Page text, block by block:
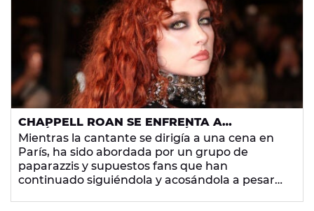
CHAPPELL ROAN SE ENFRENTA A
FOTÓGRAFOS Y FANS: "ESTÁN IGNORANDO
MIS LÍMITES POR COMPLETO"
Mientras la cantante se dirigía a una cena en
París, ha sido abordada por un grupo de
paparazzis y supuestos fans que han
continuado siguiéndola y acosándola a pesar